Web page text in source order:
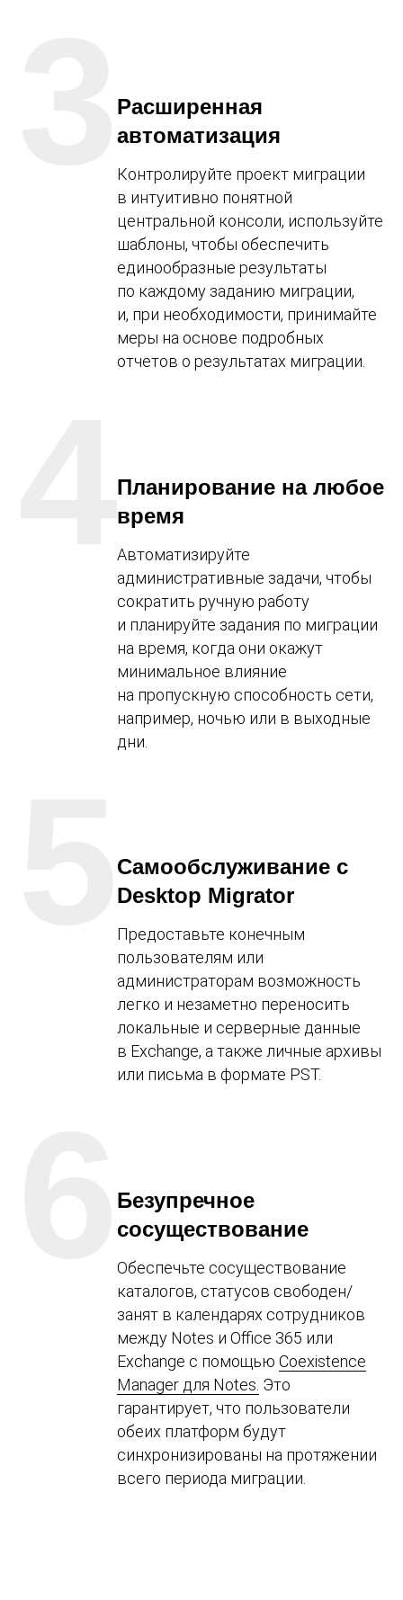
Расширенная
автоматизация
Контролируйте проект миграции
в интуитивно понятной
центральной консоли, используйте
шаблоны, чтобы обеспечить
единообразные результаты
по каждому заданию миграции,
и, при необходимости, принимайте
меры на основе подробных
отчетов о результатах миграции.
3
Планирование на любое
время
Автоматизируйте
административные задачи, чтобы
сократить ручную работу
и планируйте задания по миграции
на время, когда они окажут
минимальное влияние
на пропускную способность сети,
например, ночью или в выходные
дни.
Самообслуживание с
Desktop Migrator
Предоставьте конечным
пользователям или
администраторам возможность
легко и незаметно переносить
локальные и серверные данные
в Exchange, а также личные архивы
или письма в формате PST.
Безупречное
сосуществование
Обеспечьте сосуществование
каталогов, статусов свободен/
занят в календарях сотрудников
между Notes и Office 365 или
Exchange с помощью Coexistence
Manager для Notes. Это
гарантирует, что пользователи
обеих платформ будут
синхронизированы на протяжении
всего периода миграции.